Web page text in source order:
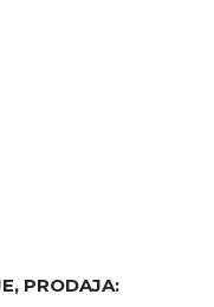
PRODAJA: